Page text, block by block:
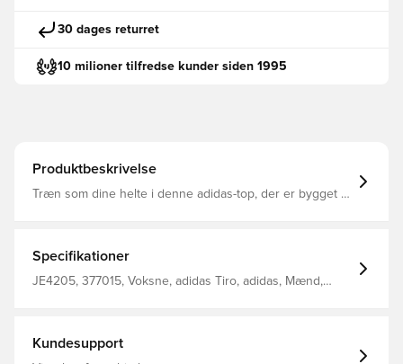
30 dages returret
10 milioner tilfredse kunder siden 1995
Produktbeskrivelse
Træn som dine helte i denne adidas-top, der er bygget til
Specifikationer
JE4205, 377015, Voksne, adidas Tiro, adidas, Mænd,
Kundesupport